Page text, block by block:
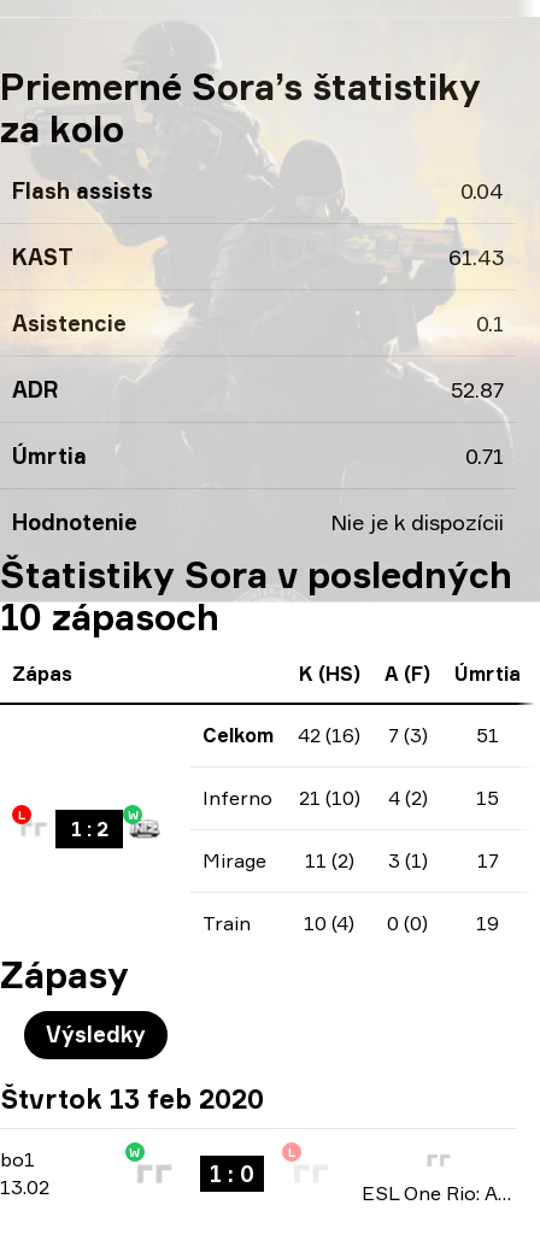
Priemerné Sora’s štatistiky
za kolo
Flash assists 0.04
KAST 61.43
Asistencie 0.1
ADR 52.87
Úmrtia 0.71
Hodnotenie Nie je k dispozícii
Štatistiky Sora v posledných
10 zápasoch
Zápas K (HS) A (F) Úmrtia
L
1 : 2
W
Celkom 42 (16) 7 (3) 51
Inferno 21 (10) 4 (2) 15
Mirage 11 (2) 3 (1) 17
Train 10 (4) 0 (0) 19
Zápasy
Výsledky
Štvrtok 13 feb 2020
bo1 North America Open Qualifier 4
13.02
W
1 : 0
L
ESL One Rio: Americas Minor Championship 2020